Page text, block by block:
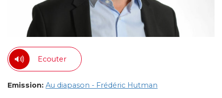
Ecouter
Emission: Au diapason - Frédéric Hutman